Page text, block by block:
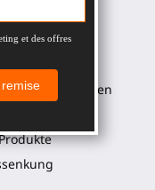
Golf Club
Halterungen